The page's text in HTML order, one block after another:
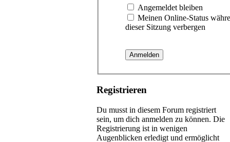
Angemeldet bleiben
Meinen Online-Status
dieser Sitzung verbergen
Registrieren
Du musst in diesem Forum registriert
sein, um dich anmelden zu können. Die
Registrierung ist in wenigen
Augenblicken erledigt und ermöglicht